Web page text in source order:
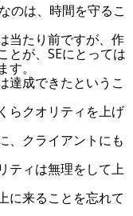
のは、時間を守るこ
当たり前ですが、作
とが、SEにとっては
。
達成できたというこ
らクオリティを上げ
、クライアントにも
ティは無理をして上
に来ることを忘れて